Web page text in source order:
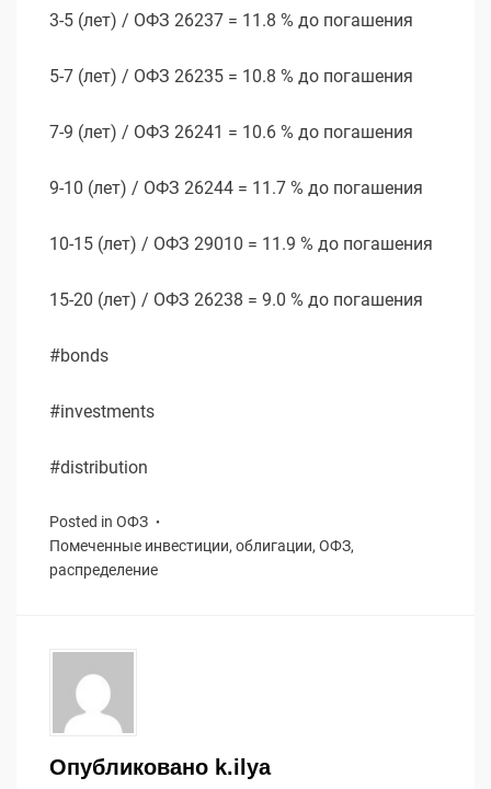
3-5 (лет) / ОФЗ 26237 = 11.8 % до погашения
5-7 (лет) / ОФЗ 26235 = 10.8 % до погашения
7-9 (лет) / ОФЗ 26241 = 10.6 % до погашения
9-10 (лет) / ОФЗ 26244 = 11.7 % до погашения
10-15 (лет) / ОФЗ 29010 = 11.9 % до погашения
15-20 (лет) / ОФЗ 26238 = 9.0 % до погашения
#bonds
#investments
#distribution
Posted in ОФЗ
Помеченные инвестиции, облигации, ОФЗ,
распределение
Опубликовано k.ilya